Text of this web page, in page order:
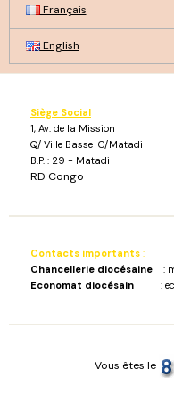
Français
English
Siège Social
1, Av. de la Mission
Q/ Ville Basse C/Matadi
B.P. : 29 - Matadi
RD Congo
Contacts importants :
Chancellerie diocésaine :
Economat diocésain :
Vous êtes le